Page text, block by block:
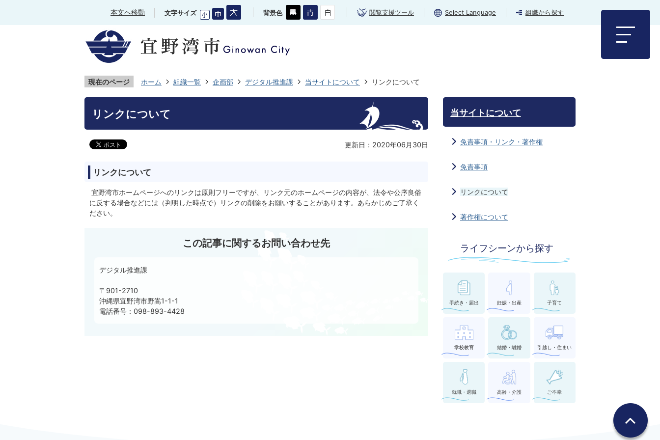
本文へ移動 文字サイズ 背景色 閲覧支援ツール Select Language 組織から探す
現在のページ ホーム 組織一覧 企画部 デジタル推進課 当サイトについて リンクについて
リンクについて
更新日：2020年06月30日
リンクについて
宜野湾市ホームページへのリンクは原則フリーですが、リンク元のホームページの内容が、法令や公序良俗
に反する場合などには（判明した時点で）リンクの削除をお願いすることがあります。あらかじめご了承く
ださい。
この記事に関するお問い合わせ先
デジタル推進課
〒901-2710
沖縄県宜野湾市野嵩1-1-1
電話番号：098-893-4428
当サイトについて
免責事項・リンク・著作権
免責事項
リンクについて
著作権について
ライフシーンから探す
手続き・届出 妊娠・出産 子育て
学校教育 結婚・離婚 引越し・住まい
就職・退職 高齢・介護 ご不幸